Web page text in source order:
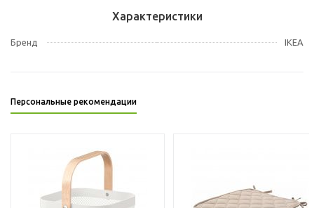
Характеристики
Бренд IKEA
Персональные рекомендации